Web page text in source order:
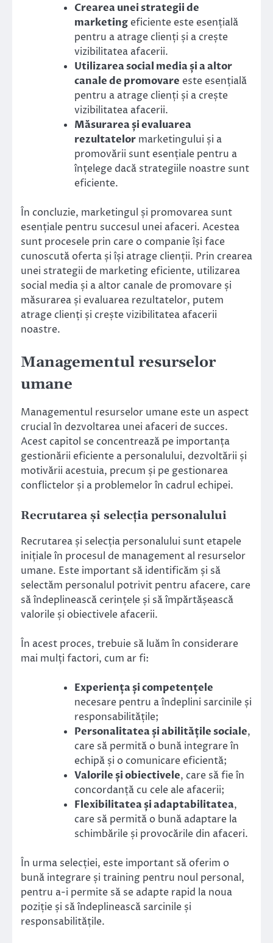
Crearea unei strategii de
marketing eficiente este esențială
pentru a atrage clienți și a crește
vizibilitatea afacerii.
Utilizarea social media și a altor
canale de promovare este esențială
pentru a atrage clienți și a crește
vizibilitatea afacerii.
Măsurarea și evaluarea
rezultatelor marketingului și a
promovării sunt esențiale pentru a
înțelege dacă strategiile noastre sunt
eficiente.
În concluzie, marketingul și promovarea sunt
esențiale pentru succesul unei afaceri. Acestea
sunt procesele prin care o companie își face
cunoscută oferta și își atrage clienții. Prin crearea
unei strategii de marketing eficiente, utilizarea
social media și a altor canale de promovare și
măsurarea și evaluarea rezultatelor, putem
atrage clienți și crește vizibilitatea afacerii
noastre.
Managementul resurselor
umane
Managementul resurselor umane este un aspect
crucial în dezvoltarea unei afaceri de succes.
Acest capitol se concentrează pe importanța
gestionării eficiente a personalului, dezvoltării și
motivării acestuia, precum și pe gestionarea
conflictelor și a problemelor în cadrul echipei.
Recrutarea și selecția personalului
Recrutarea și selecția personalului sunt etapele
inițiale în procesul de management al resurselor
umane. Este important să identificăm și să
selectăm personalul potrivit pentru afacere, care
să îndeplinească cerințele și să împărtășească
valorile și obiectivele afacerii.
În acest proces, trebuie să luăm în considerare
mai mulți factori, cum ar fi:
Experiența și competențele
necesare pentru a îndeplini sarcinile și
responsabilitățile;
Personalitatea și abilitățile sociale,
care să permită o bună integrare în
echipă și o comunicare eficientă;
Valorile și obiectivele, care să fie în
concordanță cu cele ale afacerii;
Flexibilitatea și adaptabilitatea,
care să permită o bună adaptare la
schimbările și provocările din afaceri.
În urma selecției, este important să oferim o
bună integrare și training pentru noul personal,
pentru a-i permite să se adapte rapid la noua
poziție și să îndeplinească sarcinile și
responsabilitățile.